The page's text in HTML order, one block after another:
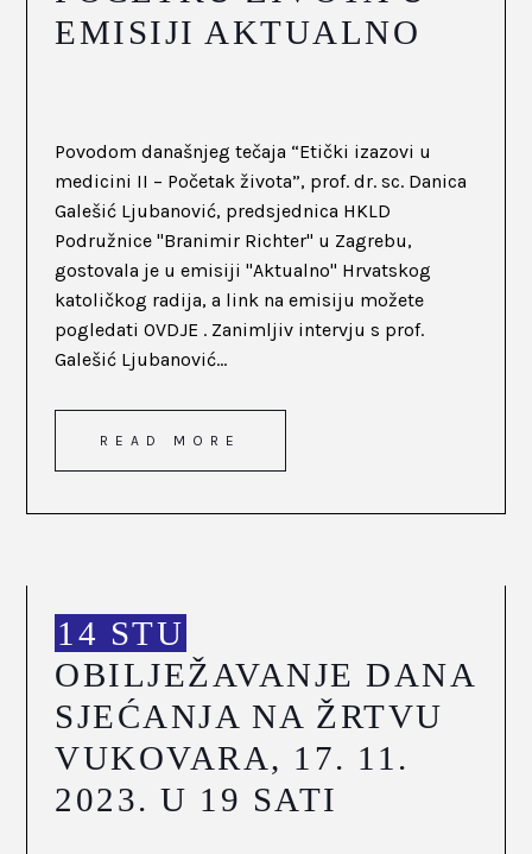
EMISIJI AKTUALNO
Povodom današnjeg tečaja “Etički izazovi u
medicini II – Početak života”, prof. dr. sc. Danica
Galešić Ljubanović, predsjednica HKLD
Podružnice "Branimir Richter" u Zagrebu,
gostovala je u emisiji "Aktualno" Hrvatskog
katoličkog radija, a link na emisiju možete
pogledati OVDJE . Zanimljiv intervju s prof.
Galešić Ljubanović...
READ MORE
14 STU
OBILJEŽAVANJE DANA
SJEĆANJA NA ŽRTVU
VUKOVARA, 17. 11.
2023. U 19 SATI